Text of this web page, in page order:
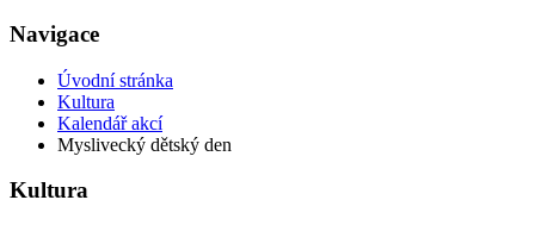
Navigace
Úvodní stránka
Kultura
Kalendář akcí
Myslivecký dětský den
Kultura